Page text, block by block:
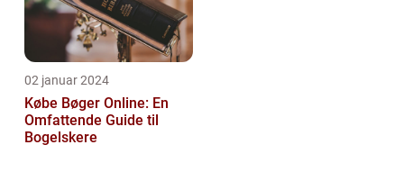
02 januar 2024
Købe Bøger Online: En
Omfattende Guide til
Bogelskere